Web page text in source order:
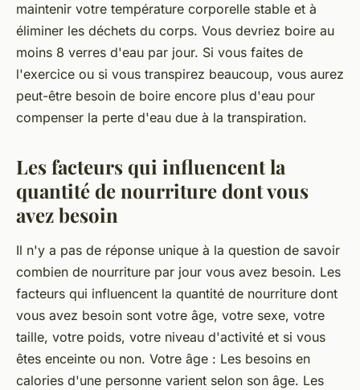
maintenir votre température corporelle stable et à
éliminer les déchets du corps. Vous devriez boire au
moins 8 verres d'eau par jour. Si vous faites de
l'exercice ou si vous transpirez beaucoup, vous aurez
peut-être besoin de boire encore plus d'eau pour
compenser la perte d'eau due à la transpiration.
Les facteurs qui influencent la
quantité de nourriture dont vous
avez besoin
Il n'y a pas de réponse unique à la question de savoir
combien de nourriture par jour vous avez besoin. Les
facteurs qui influencent la quantité de nourriture dont
vous avez besoin sont votre âge, votre sexe, votre
taille, votre poids, votre niveau d'activité et si vous
êtes enceinte ou non. Votre âge : Les besoins en
calories d'une personne varient selon son âge. Les